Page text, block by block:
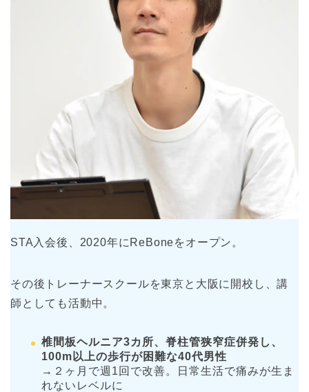
STA入会後、2020年にReBoneをオープン。
その後トレーナースクールを東京と大阪に開校し、講
師としても活動中。
椎間板ヘルニア3カ所、脊柱管狭窄症併発し、
100m以上の歩行が困難な40代男性
→２ヶ月で週1回で改善。日常生活で痛みが生ま
れないレベルに